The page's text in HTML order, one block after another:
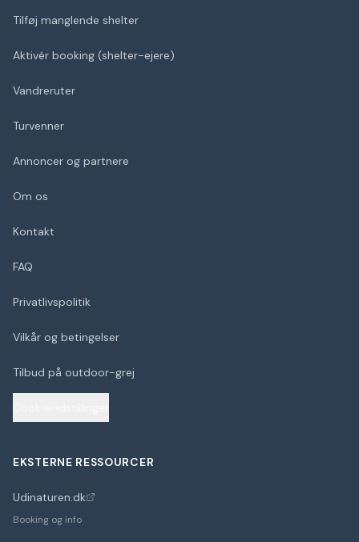
Tilføj manglende shelter
Aktivér booking (shelter-ejere)
Vandreruter
Turvenner
Annoncer og partnere
Om os
Kontakt
FAQ
Privatlivspolitik
Vilkår og betingelser
Tilbud på outdoor-grej
EKSTERNE RESSOURCER
Udinaturen.dk
(åbner i nyt faneblad)
Booking og info